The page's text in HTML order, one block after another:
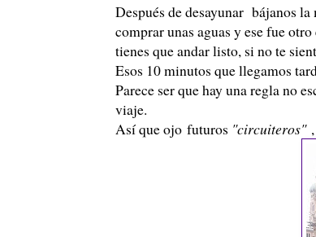
Después de desayunar bájanos
comprar unas aguas y ese fue
tienes que andar listo, si no te
Esos 10 minutos que llegamos
Parece ser que hay una regla no
viaje.
Así que ojo futuros "circuiteros",